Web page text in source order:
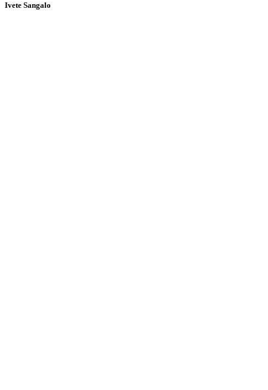
Ivete Sangalo